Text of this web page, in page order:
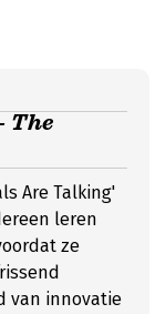
The
Are Talking'
leren
ze
van innovatie